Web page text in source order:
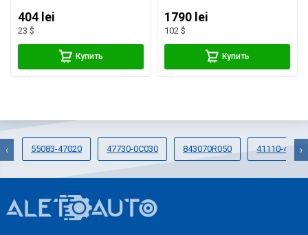
404 lei
23 $
Купить
1790 lei
102 $
Купить
55083-47020 47730-0C030 843070R050 41110-45011
‹ ›